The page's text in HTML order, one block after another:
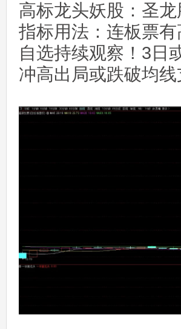
高标龙头妖股：圣
指标用法：连板票
自选持续观察！3日
冲高出局或跌破均线